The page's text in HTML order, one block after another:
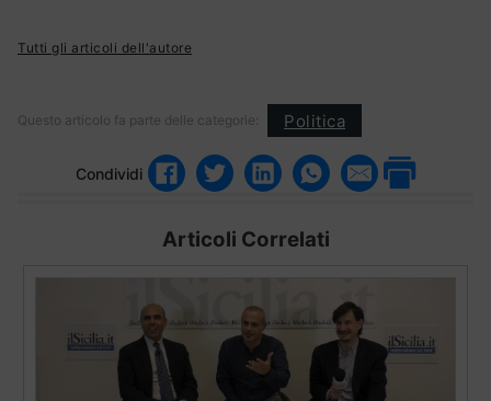
Tutti gli articoli dell'autore
Questo articolo fa parte delle categorie: Politica
Condividi
Articoli Correlati